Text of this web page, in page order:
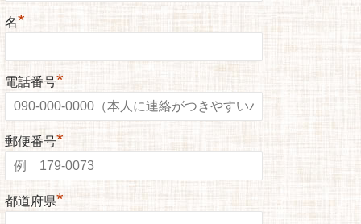
名*
電話番号*
郵便番号*
都道府県*